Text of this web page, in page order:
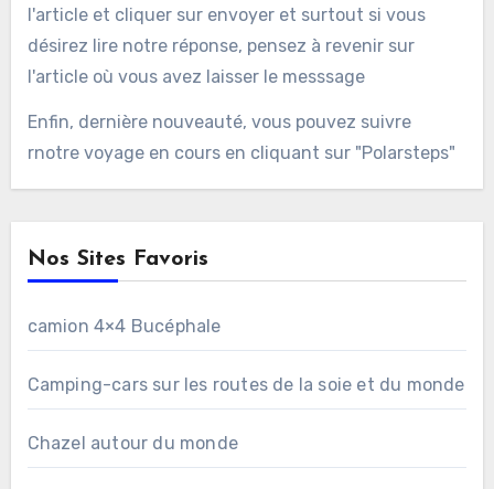
l'article et cliquer sur envoyer et surtout si vous
désirez lire notre réponse, pensez à revenir sur
l'article où vous avez laisser le messsage
Enfin, dernière nouveauté, vous pouvez suivre
rnotre voyage en cours en cliquant sur "Polarsteps"
Nos Sites Favoris
camion 4×4 Bucéphale
Camping-cars sur les routes de la soie et du monde
Chazel autour du monde